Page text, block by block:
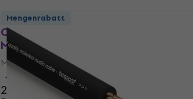
Cordial CMK 422 BK 100
Mikrofonkabel
Mikrofonkabel
4,8 /5
2,69 €
Mengenrabatt